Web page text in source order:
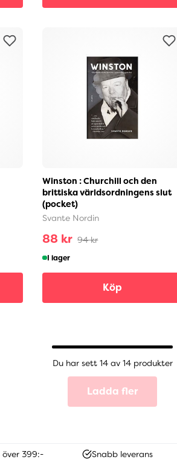
Winston : Churchill och den
brittiska världsordningens slut
(pocket)
Svante Nordin
88 kr 94 kr
I lager
Köp
Du har sett 14 av 14 produkter
Ladda fler
över 399:- Snabb leverans